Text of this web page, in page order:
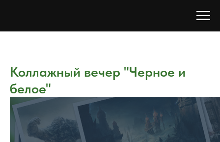
Коллажный вечер "Черное и
белое"